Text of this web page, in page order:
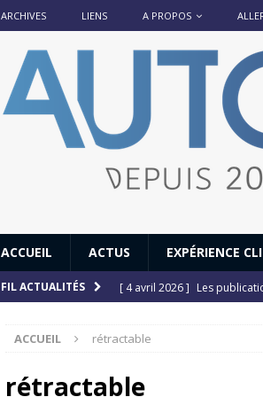
ARCHIVES LIENS A PROPOS
ACCUEIL ACTUS EXPÉRIENCE
FIL ACTUALITÉS [ 4 avril 2026 ] Les
[ 12 juillet 2025 ]
[ 6 juillet 2025 ]
ACCUEIL rétractable
rétractable